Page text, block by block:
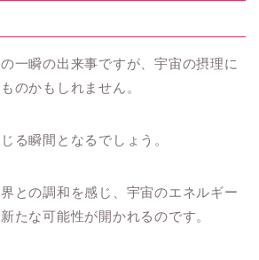
一瞬の出来事ですが、宇宙の摂理に
のかもしれません。
る瞬間となるでしょう。
との調和を感じ、宇宙のエネルギー
たな可能性が開かれるのです。